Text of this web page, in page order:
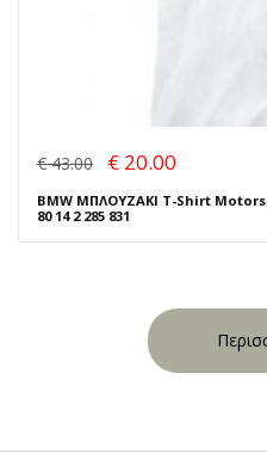
€ 43.00 € 20.00
BMW ΜΠΛΟΥΖΑΚΙ T-Shirt
80 14 2 285 831